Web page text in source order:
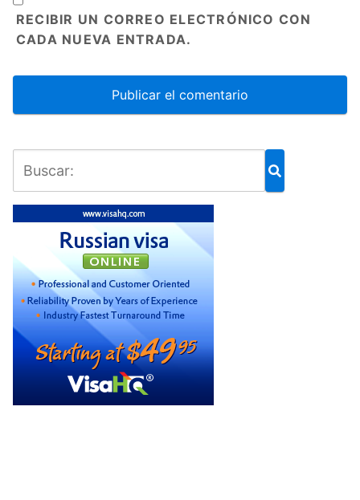
RECIBIR UN CORREO ELECTRÓNICO CON
CADA NUEVA ENTRADA.